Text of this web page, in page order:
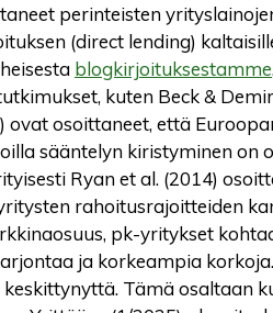
perinteisten
(direct lending)
blogkirjoituksestamme
kuten Beck &
ovat osoittaneet, että
sääntelyn kiristyminen on
Ryan et al. (2014)
rahoitusrajoitteiden
pk-yritykset
ja korkeampia
Tämä osaltaan